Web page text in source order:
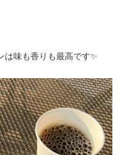
は味も香りも最高です✨